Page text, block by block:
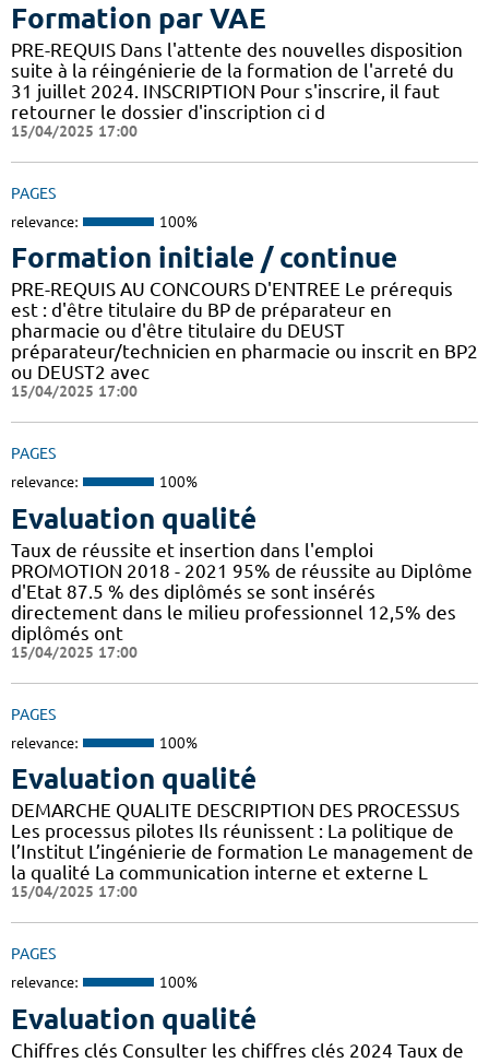
Formation par VAE
PRE-REQUIS Dans l'attente des nouvelles disposition
suite à la réingénierie de la formation de l'arreté du
31 juillet 2024. INSCRIPTION Pour s'inscrire, il faut
retourner le dossier d'inscription ci d
15/04/2025 17:00
PAGES
relevance: 100%
Formation initiale / continue
PRE-REQUIS AU CONCOURS D'ENTREE Le prérequis
est : d'être titulaire du BP de préparateur en
pharmacie ou d'être titulaire du DEUST
préparateur/technicien en pharmacie ou inscrit en BP2
ou DEUST2 avec
15/04/2025 17:00
PAGES
relevance: 100%
Evaluation qualité
Taux de réussite et insertion dans l'emploi
PROMOTION 2018 - 2021 95% de réussite au Diplôme
d'Etat 87.5 % des diplômés se sont insérés
directement dans le milieu professionnel 12,5% des
diplômés ont
15/04/2025 17:00
PAGES
relevance: 100%
Evaluation qualité
DEMARCHE QUALITE DESCRIPTION DES PROCESSUS
Les processus pilotes Ils réunissent : La politique de
l’Institut L’ingénierie de formation Le management de
la qualité La communication interne et externe L
15/04/2025 17:00
PAGES
relevance: 100%
Evaluation qualité
Chiffres clés Consulter les chiffres clés 2024 Taux de